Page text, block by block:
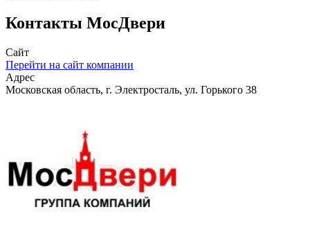
Контакты МосДвери
Сайт
Перейти на сайт компании
Адрес
Московская область, г. Электросталь, ул. Горького 38